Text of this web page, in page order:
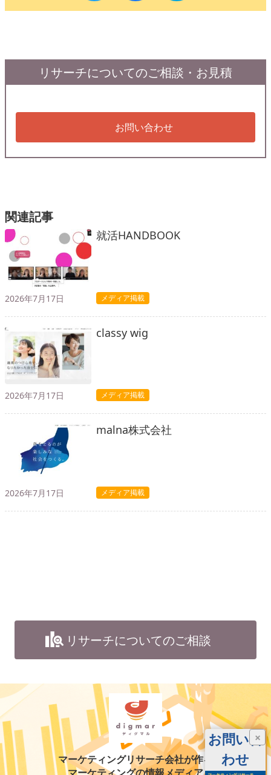
リサーチについてのご相談・お見積
お問い合わせ
関連記事
就活HANDBOOK
2026年7月17日 メディア掲載
classy wig
2026年7月17日 メディア掲載
malna株式会社
2026年7月17日 メディア掲載
リサーチについてのご相談
マーケティングリサーチ会社が作る
×
お問い合
わせ